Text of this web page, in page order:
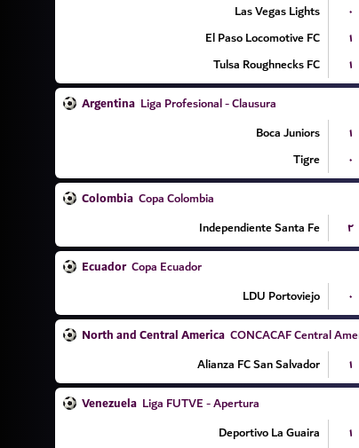
Las Vegas Lights
۰
El Paso Locomotive FC
۱
Tulsa Roughnecks FC
۱
Argentina Liga Profesional - Clausura
Boca Juniors
۱
Tigre
۰
Colombia Copa Colombia
Independiente Santa Fe
۲
Ecuador Copa Ecuador
LDU Portoviejo
۰
North and Central America CONCACAF Central
Alianza FC San Salvador
۱
Venezuela Liga FUTVE - Apertura
Deportivo La Guaira
۱